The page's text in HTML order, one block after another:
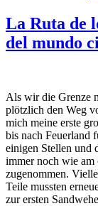
La Ruta de
del mundo
Als wir die Grenze
plötzlich den Weg
mich meine erste
bis nach Feuerland
einigen Stellen und
immer noch wie am
zugenommen.
Teile mussten
zur ersten